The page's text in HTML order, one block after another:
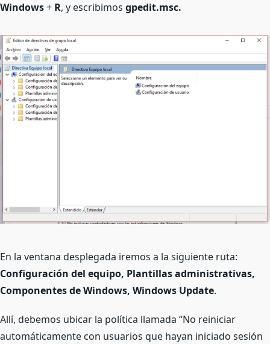
Windows+ R, y escribimos gpedit.msc.
En la ventana desplegada iremos a la siguiente ruta:
Configuración del equipo, Plantillas administrativas,
Componentes de Windows, Windows Update.
Allí, debemos ubicar la política llamada “No reiniciar
automáticamente con usuarios que hayan iniciado sesión